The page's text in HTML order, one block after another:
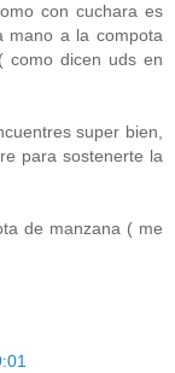
con cuchara es
mano a la compota
como dicen uds en
super bien,
para sostenerte la
de manzana ( me